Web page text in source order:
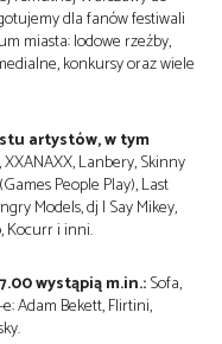
dla fanów festiwali
miasta: lodowe rzeźby,
konkursy oraz wiele
artystów, w tym
Lanbery, Skinny
People Play), Last
Models, dj I Say Mikey,
Kocurr i inni.
wystąpią m.in.:Sofa,
Adam Bekett, Flirtini,